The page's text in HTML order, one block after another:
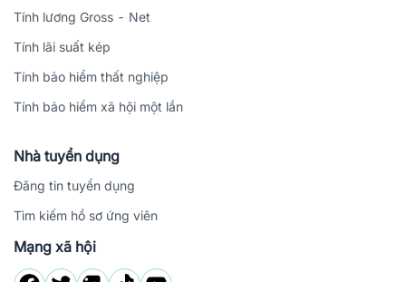
Tính lương Gross - Net
Tính lãi suất kép
Tính bảo hiểm thất nghiệp
Tính bảo hiểm xã hội một lần
Nhà tuyển dụng
Đăng tin tuyển dụng
Tìm kiếm hồ sơ ứng viên
Mạng xã hội